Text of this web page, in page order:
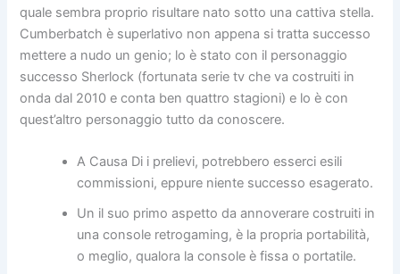
quale sembra proprio risultare nato sotto una cattiva stella.
Cumberbatch è superlativo non appena si tratta successo
mettere a nudo un genio; lo è stato con il personaggio
successo Sherlock (fortunata serie tv che va costruiti in
onda dal 2010 e conta ben quattro stagioni) e lo è con
quest’altro personaggio tutto da conoscere.
A Causa Di i prelievi, potrebbero esserci esili
commissioni, eppure niente successo esagerato.
Un il suo primo aspetto da annoverare costruiti in
una console retrogaming, è la propria portabilità,
o meglio, qualora la console è fissa o portatile.